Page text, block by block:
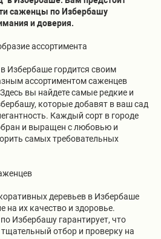
саженцы по Избербашу
и доверия.
ассортимента
гордится своим
ассортиментом саженцев
вы найдете самые редкие и
которые добавят в ваш сад
Каждый сорт в городе
и выращен с любовью и
самых требовательных
деревьев в Избербаше
на их качество и здоровье.
Избербашу гарантирует, что
отбор и проверку на